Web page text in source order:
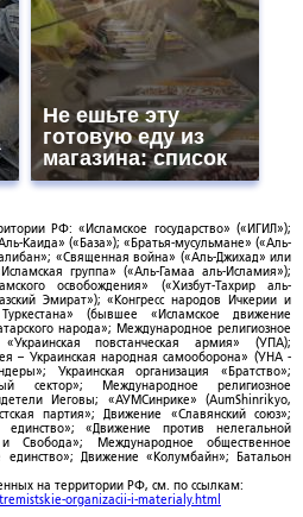
Не ешьте эту
готовую еду из
магазина: список
РФ: «Исламское государство» («ИГИЛ»);
Каида» («База»); «Братья-мусульмане» («Аль-
«Священная война» («Аль-Джихад» или
группа» («Аль-Гамаа аль-Исламия»);
освобождения» («Хизбут-Тахрир аль-
Эмират»); «Конгресс народов Ичкерии и
(бывшее «Исламское движение
народа»; Международное религиозное
повстанческая армия» (УПА);
– Украинская народная самооборона» (УНА -
Украинская организация «Братство»;
сектор»; Международное религиозное
Иеговы; «АУМСинрике» (AumShinrikyo,
партия»; Движение «Славянский союз»;
единство»; «Движение против нелегальной
Свобода»; Международное общественное
единство»; Движение «Колумбайн»; Батальон
на территории РФ, см. по ссылкам:
organizacii-i-materialy.html